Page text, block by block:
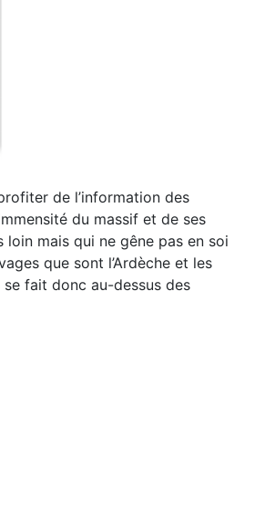
de l’information des
du massif et de ses
loin mais qui ne gêne pas en soi
que sont l’Ardèche et les
se fait donc au-dessus des